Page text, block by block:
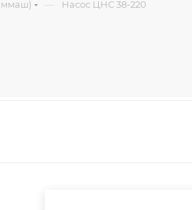
— Насос ЦНС 38-220